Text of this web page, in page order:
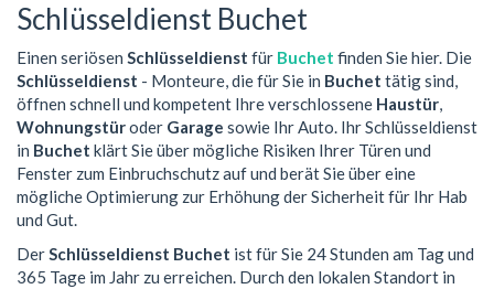
Schlüsseldienst Buchet
Einen seriösen Schlüsseldienst für Buchet finden Sie hier. Die
Schlüsseldienst - Monteure, die für Sie in Buchet tätig sind,
öffnen schnell und kompetent Ihre verschlossene Haustür,
Wohnungstüroder Garage sowie Ihr Auto. Ihr Schlüsseldienst
in Buchet klärt Sie über mögliche Risiken Ihrer Türen und
Fenster zum Einbruchschutz auf und berät Sie über eine
mögliche Optimierung zur Erhöhung der Sicherheit für Ihr Hab
und Gut.
DerSchlüsseldienst Buchet ist für Sie 24 Stunden am Tag und
365 Tage im Jahr zu erreichen. Durch den lokalen Standort in